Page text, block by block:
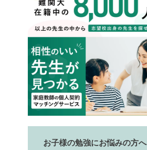
お子様の勉強にお悩みの方へ